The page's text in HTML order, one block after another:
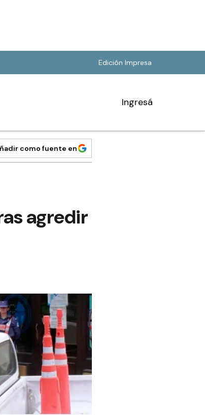
Edición Impresa
Ingresá
como fuente en
agredir